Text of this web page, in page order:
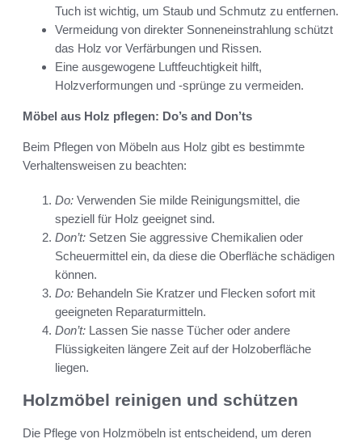
Tuch ist wichtig, um Staub und Schmutz zu entfernen.
Vermeidung von direkter Sonneneinstrahlung schützt
das Holz vor Verfärbungen und Rissen.
Eine ausgewogene Luftfeuchtigkeit hilft,
Holzverformungen und -sprünge zu vermeiden.
Möbel aus Holz pflegen: Do’s and Don’ts
Beim Pflegen von Möbeln aus Holz gibt es bestimmte
Verhaltensweisen zu beachten:
Do: Verwenden Sie milde Reinigungsmittel, die
speziell für Holz geeignet sind.
Don’t: Setzen Sie aggressive Chemikalien oder
Scheuermittel ein, da diese die Oberfläche schädigen
können.
Do: Behandeln Sie Kratzer und Flecken sofort mit
geeigneten Reparaturmitteln.
Don’t: Lassen Sie nasse Tücher oder andere
Flüssigkeiten längere Zeit auf der Holzoberfläche
liegen.
Holzmöbel reinigen und schützen
Die Pflege von Holzmöbeln ist entscheidend, um deren